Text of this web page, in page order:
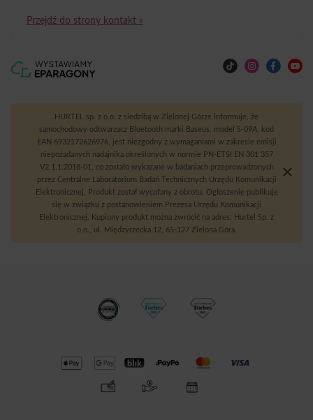
Przejdź do strony kontakt »
HURTEL sp. z o.o. z siedzibą w Zielonej Górze informuje, że
samochodowy odtwarzacz Bluetooth marki Baseus, model S-09A, kod
EAN 6932172626976, jest niezgodny z wymaganiami w zakresie emisji
niepożądanych nadajnika określonych w normie PN-ETSI EN 301 357
V2.1.1:2018-01, co zostało wykazane w badaniach przeprowadzonych
przez Centralne Laboratorium Badań Technicznych Urzędu Komunikacji
Elektronicznej. Produkt został wycofany z obrotu. Ogłoszenie publikuje
się w związku z postanowieniem Prezesa Urzędu Komunikacji
Elektronicznej. Kupiony produkt można zwrócić na adres: Hurtel Sp. z
o.o., ul. Międzyrzecka 12, 65-127 Zielona Góra.